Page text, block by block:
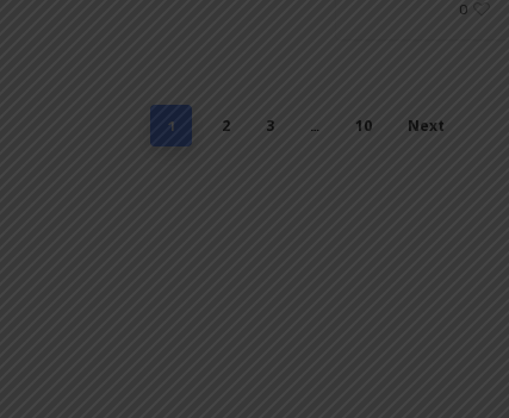
0
1 2 3 10 Next